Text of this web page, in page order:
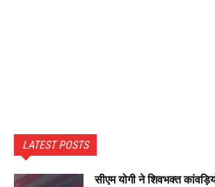
LATEST POSTS
सीएम योगी ने शिवभक्त